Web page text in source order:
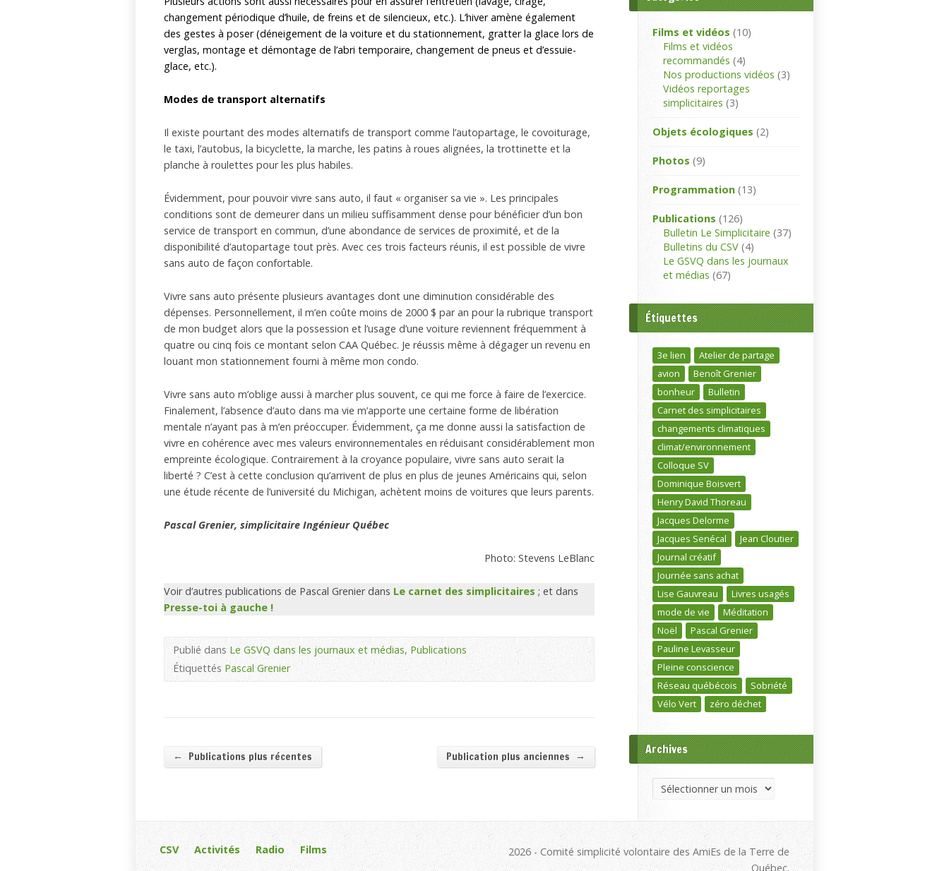
changement périodique d’huile, de freins et de silencieux, etc.). L’hiver amène également
des gestes à poser (déneigement de la voiture et du stationnement, gratter la glace lors de
verglas, montage et démontage de l’abri temporaire, changement de pneus et d’essuie-
glace, etc.).
Modes de transport alternatifs
Il existe pourtant des modes alternatifs de transport comme l’autopartage, le covoiturage,
le taxi, l’autobus, la bicyclette, la marche, les patins à roues alignées, la trottinette et la
planche à roulettes pour les plus habiles.
Évidemment, pour pouvoir vivre sans auto, il faut « organiser sa vie ». Les principales
conditions sont de demeurer dans un milieu suffisamment dense pour bénéficier d’un bon
service de transport en commun, d’une abondance de services de proximité, et de la
disponibilité d’autopartage tout près. Avec ces trois facteurs réunis, il est possible de vivre
sans auto de façon confortable.
Vivre sans auto présente plusieurs avantages dont une diminution considérable des
dépenses. Personnellement, il m’en coûte moins de 2000 $ par an pour la rubrique transport
de mon budget alors que la possession et l’usage d’une voiture reviennent fréquemment à
quatre ou cinq fois ce montant selon CAA Québec. Je réussis même à dégager un revenu en
louant mon stationnement fourni à même mon condo.
Vivre sans auto m’oblige aussi à marcher plus souvent, ce qui me force à faire de l’exercice.
Finalement, l’absence d’auto dans ma vie m’apporte une certaine forme de libération
mentale n’ayant pas à m’en préoccuper. Évidemment, ça me donne aussi la satisfaction de
vivre en cohérence avec mes valeurs environnementales en réduisant considérablement mon
empreinte écologique. Contrairement à la croyance populaire, vivre sans auto serait la
liberté ? C’est à cette conclusion qu’arrivent de plus en plus de jeunes Américains qui, selon
une étude récente de l’université du Michigan, achètent moins de voitures que leurs parents.
Pascal Grenier, simplicitaire Ingénieur Québec
Photo: Stevens LeBlanc
Voir d’autres publications de Pascal Grenier dans Le carnet des simplicitaires ; et dans
Presse-toi à gauche !
Publié dansLe GSVQ dans les journaux et médias, Publications
ÉtiquettésPascal Grenier
← Publications plus récentes Publication plus anciennes →
Films et vidéos (10)
Films et vidéos
recommandés (4)
Nos productions vidéos (3)
Vidéos reportages
simplicitaires (3)
Objets écologiques (2)
Photos (9)
Programmation (13)
Publications (126)
Bulletin Le Simplicitaire (37)
Bulletins du CSV (4)
Le GSVQ dans les journaux
et médias (67)
Étiquettes
3e lien
Atelier de partage
avion
Benoît Grenier
bonheur
Bulletin
Carnet des simplicitaires
changements climatiques
climat/environnement
Colloque SV
Dominique Boisvert
Henry David Thoreau
Jacques Delorme
Jacques Senécal
Jean Cloutier
Journal créatif
Journée sans achat
Lise Gauvreau
Livres usagés
mode de vie
Méditation
Noël
Pascal Grenier
Pauline Levasseur
Pleine conscience
Réseau québécois
Sobriété
Vélo Vert
zéro déchet
Archives
Archives
CSV Activités Radio Films
2026 - Comité simplicité volontaire des AmiEs de la Terre de
Québec.